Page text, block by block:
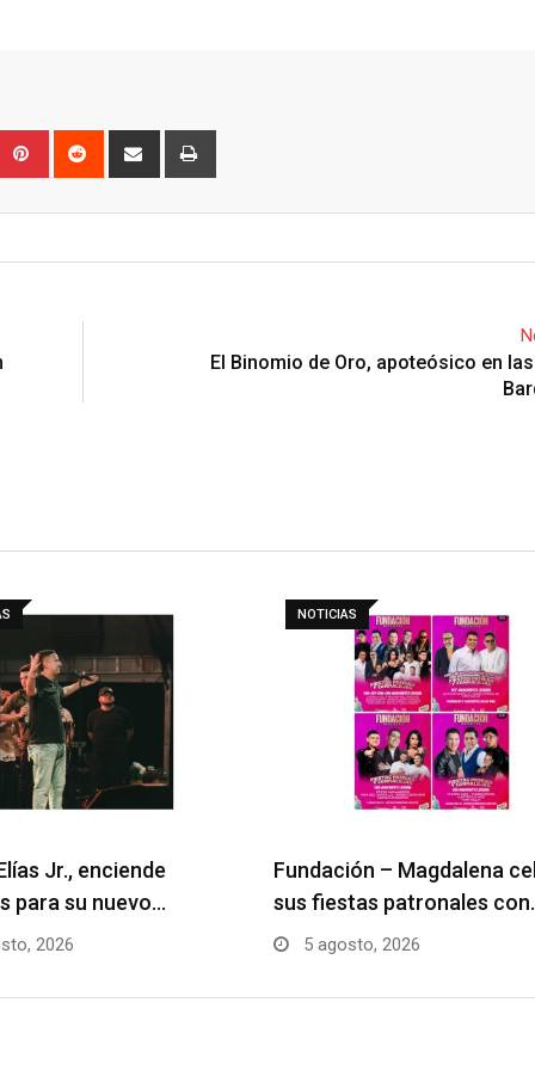
Tumblr Pinterest Reddit
Share
El Binomio de Oro, apoteósico en
Jr., enciende
para su nuevo…
2026
NOTICIAS
Fundación – Magdalena
sus fiestas patronales
5 agosto, 2026